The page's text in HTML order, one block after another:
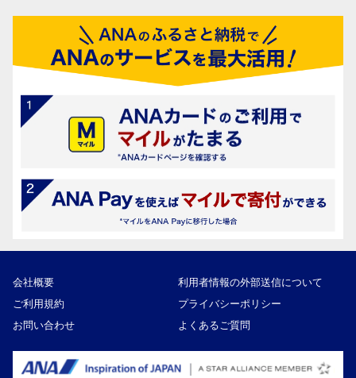
会社概要
利用者情報の外部送信について
ご利用規約
プライバシーポリシー
お問い合わせ
よくあるご質問